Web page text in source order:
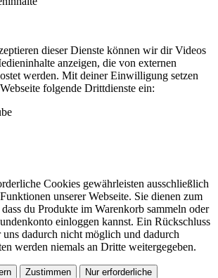
dieser Dienste können wir dir Videos
anzeigen, die von externen
werden. Mit deiner Einwilligung setzen
folgende Drittdienste ein:
Cookies gewährleisten ausschließlich
unserer Webseite. Sie dienen zum
du Produkte im Warenkorb sammeln oder
einloggen kannst. Ein Rückschluss
dadurch nicht möglich und dadurch
werden niemals an Dritte weitergegeben.
Zustimmen Nur erforderliche